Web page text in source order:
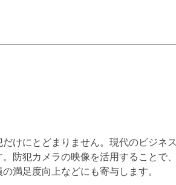
けにとどまりません。現代のビジネス
防犯カメラの映像を活用することで、
満足度向上などにも寄与します。